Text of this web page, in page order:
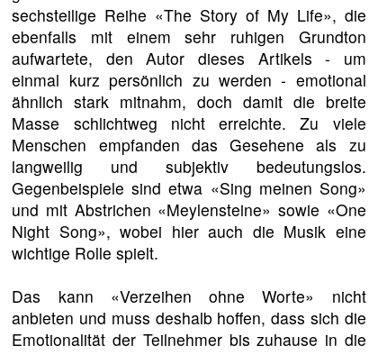
sechsteilige Reihe «The Story of My Life», die
ebenfalls mit einem sehr ruhigen Grundton
aufwartete, den Autor dieses Artikels - um
einmal kurz persönlich zu werden - emotional
ähnlich stark mitnahm, doch damit die breite
Masse schlichtweg nicht erreichte. Zu viele
Menschen empfanden das Gesehene als zu
langweilig und subjektiv bedeutungslos.
Gegenbeispiele sind etwa «Sing meinen Song»
und mit Abstrichen «Meylensteine» sowie «One
Night Song», wobei hier auch die Musik eine
wichtige Rolle spielt.
Das kann «Verzeihen ohne Worte» nicht
anbieten und muss deshalb hoffen, dass sich die
Emotionalität der Teilnehmer bis zuhause in die